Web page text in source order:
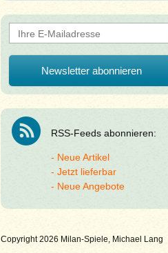
RSS-Feeds abonnieren:
Neue Artikel
Jetzt lieferbar
Neue Angebote
Copyright 2026 Milan-Spiele, Michael Lang